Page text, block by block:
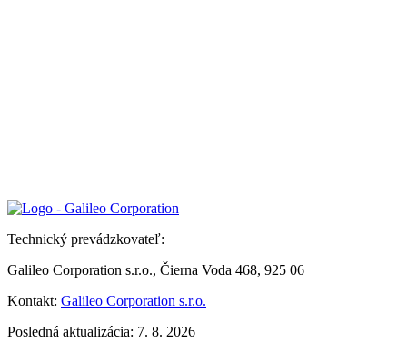
Technický prevádzkovateľ:
Galileo Corporation s.r.o., Čierna Voda 468, 925 06
Kontakt: Galileo Corporation s.r.o.
Posledná aktualizácia: 7. 8. 2026